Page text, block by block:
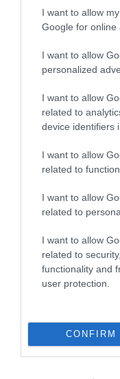
I want to allow
Google for online
I want to allow
personalized
I want to allow
related to
device identifiers
I want to allow
related to
I want to allow
related to
I want to allow
related to
functionality and
user protection.
CONFIRMa